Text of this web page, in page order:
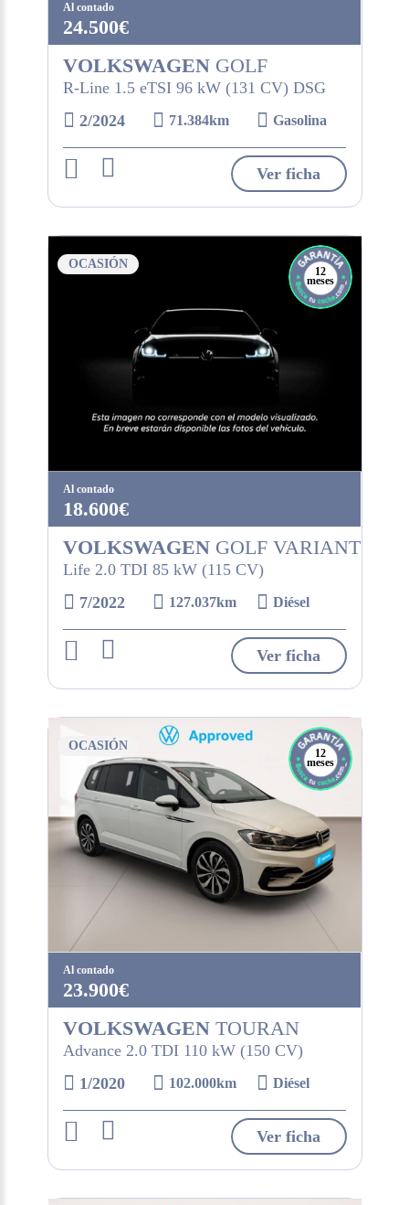
Al contado
24.500€
VOLKSWAGENGOLF
R-Line 1.5 eTSI 96 kW (131 CV) DSG
2/2024
71.384km Gasolina
Ver ficha
OCASIÓN
12
meses
Al contado
18.600€
VOLKSWAGENGOLF VARIANT
Life 2.0 TDI 85 kW (115 CV)
7/2022
127.037km Diésel
Ver ficha
OCASIÓN
12
meses
Al contado
23.900€
VOLKSWAGENTOURAN
Advance 2.0 TDI 110 kW (150 CV)
1/2020
102.000km Diésel
Ver ficha